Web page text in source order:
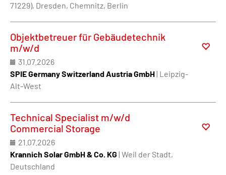
71229), Dresden, Chemnitz, Berlin
Objektbetreuer für Gebäudetechnik
m/w/d
31.07.2026
SPIE Germany Switzerland Austria GmbH| Leipzig-
Alt-West
Technical Specialist m/w/d
Commercial Storage
21.07.2026
Krannich Solar GmbH & Co. KG | Weil der Stadt,
Deutschland